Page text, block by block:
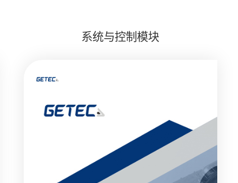
系统与控制模块